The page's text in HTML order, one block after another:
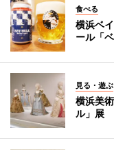
食べる
横浜ベ
ール「
見る・遊ぶ
横浜美
ル」展